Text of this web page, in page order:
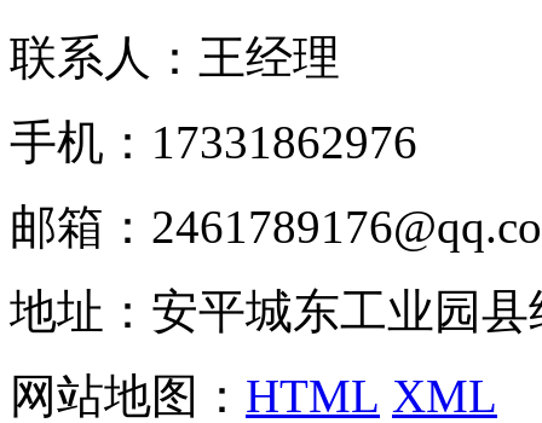
联系人：王经理
手机：17331862976
邮箱：
地址：安平城东工业园县
网站地图： HTML XML